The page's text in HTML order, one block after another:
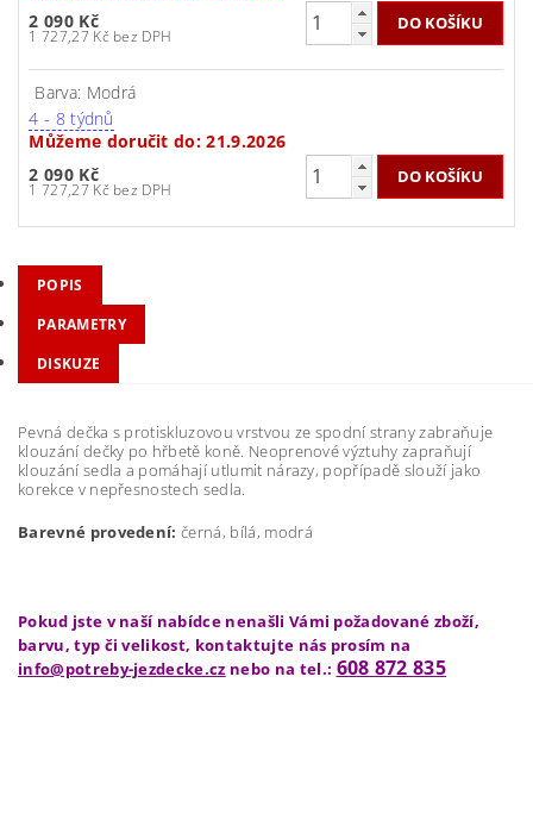
2 090 Kč
1 727,27 Kč bez DPH
Barva: Modrá
4 - 8 týdnů
Můžeme doručit do: 21.9.2026
2 090 Kč
1 727,27 Kč bez DPH
POPIS
PARAMETRY
DISKUZE
Pevná dečka s protiskluzovou vrstvou ze spodní strany zabraňuje
klouzání dečky po hřbetě koně. Neoprenové výztuhy zapraňují
klouzání sedla a pomáhají utlumit nárazy, popřípadě slouží jako
korekce v nepřesnostech sedla.
Barevné provedení: černá, bílá, modrá
Pokud jste v naší nabídce nenašli Vámi požadované zboží,
barvu, typ či velikost, kontaktujte nás prosím na
info@potreby-jezdecke.cz nebo na tel.: 608 872 835